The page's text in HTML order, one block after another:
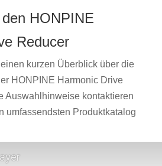
HONPINE
Reducer
kurzen Überblick über die
HONPINE Harmonic Drive
Auswahlhinweise kontaktieren
umfassendsten Produktkatalog